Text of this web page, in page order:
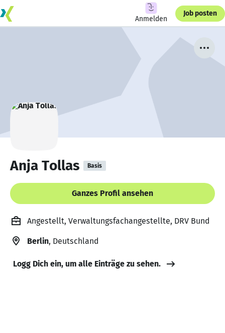
Anmelden
Job posten
Anja Tollas Basis
Ganzes Profil ansehen
Angestellt, Verwaltungsfachangestellte, DRV Bund
Berlin, Deutschland
Logg Dich ein, um alle Einträge zu sehen.